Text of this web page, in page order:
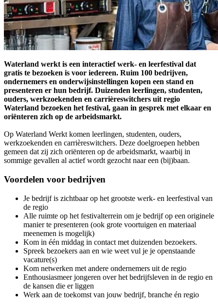
Waterland werkt is een interactief werk- en leerfestival dat
gratis te bezoeken is voor iedereen. Ruim 100 bedrijven,
ondernemers en onderwijsinstellingen kopen een stand en
presenteren er hun bedrijf. Duizenden leerlingen, studenten,
ouders, werkzoekenden en carrièreswitchers uit regio
Waterland bezoeken het festival, gaan in gesprek met elkaar en
oriënteren zich op de arbeidsmarkt.
Op Waterland Werkt komen leerlingen, studenten, ouders,
werkzoekenden en carrièreswitchers. Deze doelgroepen hebben
gemeen dat zij zich oriënteren op de arbeidsmarkt, waarbij in
sommige gevallen al actief wordt gezocht naar een (bij)baan.
Voordelen voor bedrijven
Je bedrijf is zichtbaar op het grootste werk- en leerfestival van
de regio
Alle ruimte op het festivalterrein om je bedrijf op een originele
manier te presenteren (ook grote voortuigen en materiaal
meenemen is mogelijk)
Kom in één middag in contact met duizenden bezoekers.
Spreek bezoekers aan en wie weet vul je je openstaande
vacature(s)
Kom netwerken met andere ondernemers uit de regio
Enthousiasmeer jongeren over het bedrijfsleven in de regio en
de kansen die er liggen
Werk aan de toekomst van jouw bedrijf, branche én regio